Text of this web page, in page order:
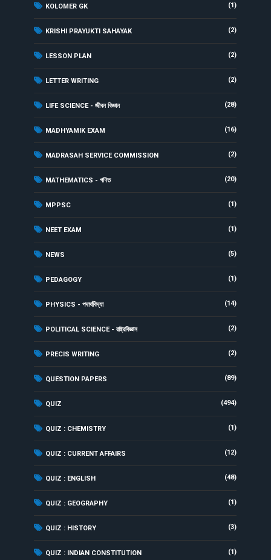
KOLOMER GK (1)
KRISHI PRAYUKTI SAHAYAK (2)
LESSON PLAN (2)
LETTER WRITING (2)
LIFE SCIENCE - জীবন বিজ্ঞান (28)
MADHYAMIK EXAM (16)
MADRASAH SERVICE COMMISSION (2)
MATHEMATICS - গণিত (20)
MPPSC (1)
NEET EXAM (1)
NEWS (5)
PEDAGOGY (1)
PHYSICS - পদার্থবিদ্যা (14)
POLITICAL SCIENCE - রাষ্ট্রবিজ্ঞান (2)
PRECIS WRITING (2)
QUESTION PAPERS (89)
QUIZ (494)
QUIZ : CHEMISTRY (1)
QUIZ : CURRENT AFFAIRS (12)
QUIZ : ENGLISH (48)
QUIZ : GEOGRAPHY (1)
QUIZ : HISTORY (3)
QUIZ : INDIAN CONSTITUTION (1)